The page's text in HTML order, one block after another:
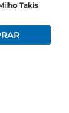
Takis